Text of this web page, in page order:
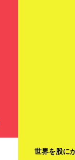
世界を股に